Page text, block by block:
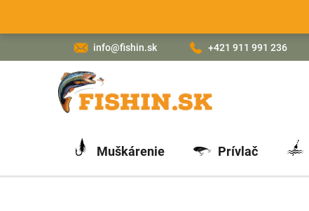
obsah
info@fishin.sk +421 911 991 236
Muškárenie Prívlač